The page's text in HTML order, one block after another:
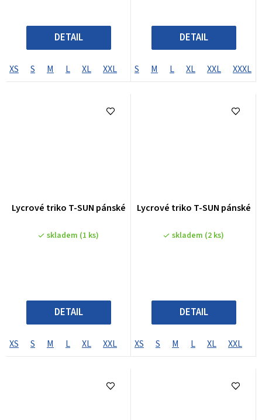
DETAIL
XS S M L XL XXL XXXL
DETAIL
S M L XL XXL XXXL
Lycrové triko T-SUN pánské
skladem (1 ks)
DETAIL
XS S M L XL XXL XXXL
Lycrové triko T-SUN pánské
skladem (2 ks)
DETAIL
XS S M L XL XXL